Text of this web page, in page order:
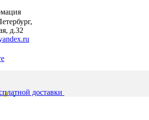
д.32
доставки